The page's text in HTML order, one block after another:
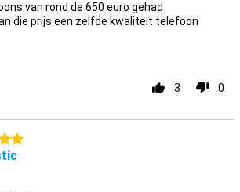
van rond de 650 euro gehad
die prijs een zelfde kwaliteit telefoon
3 0